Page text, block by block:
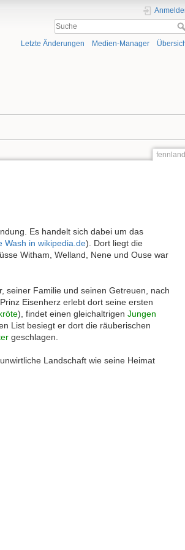
Letzte Änderungen Medien-Manager
fennland
Es handelt sich dabei um das
Wash in wikipedia.de). Dort liegt die
Witham, Welland, Nene und Ouse war
seiner Familie und seinen Getreuen, nach
Eisenherz erlebt dort seine ersten
), findet einen gleichaltrigen Jungen
List besiegt er dort die räuberischen
geschlagen.
Landschaft wie seine Heimat